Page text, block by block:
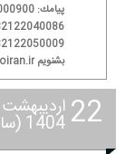
بشنویم www.Radioiran.ir
22 اردیبهشت
1404 (ساعت 8:25)